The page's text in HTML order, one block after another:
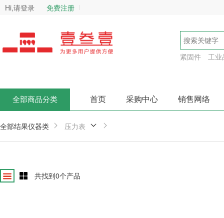
Hi,请登录 免费注册
紧固件 工业
全部商品分类 首页 采购中心 销售网络
全部结果仪器类 压力表
共找到0个产品